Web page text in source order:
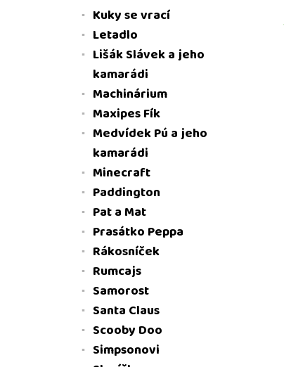
Kuky se vrací
Letadlo
Lišák Slávek a jeho
kamarádi
Machinárium
Maxipes Fík
Medvídek Pú a jeho
kamarádi
Minecraft
Paddington
Pat a Mat
Prasátko Peppa
Rákosníček
Rumcajs
Samorost
Santa Claus
Scooby Doo
Simpsonovi